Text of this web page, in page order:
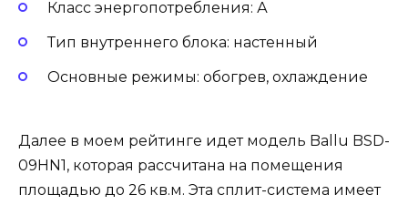
Класс энергопотребления: А
Тип внутреннего блока: настенный
Основные режимы: обогрев, охлаждение
Далее в моем рейтинге идет модель Ballu BSD-
09HN1, которая рассчитана на помещения
площадью до 26 кв.м. Эта сплит-система имеет